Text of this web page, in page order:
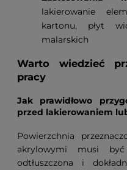
lakierowanie
kartonu, płyt
malarskich
Warto wiedzieć
pracy
Jak prawidłowo
przed lakierowaniem
Powierzchnia
akrylowymi musi być
odtłuszczona i